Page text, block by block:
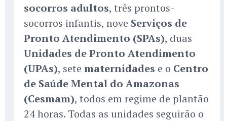
socorros adultos, três prontos-
socorros infantis, nove Serviços de
Pronto Atendimento (SPAs), duas
Unidades de Pronto Atendimento
(UPAs), sete maternidades e o Centro
de Saúde Mental do Amazonas
(Cesmam), todos em regime de plantão
24 horas. Todas as unidades seguirão o